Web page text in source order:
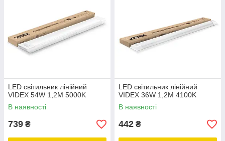
LED світильник лінійний
VIDEX 54W 1,2М 5000K
В наявності
739 ₴
LED світильник лінійний
VIDEX 36W 1,2М 4100K
В наявності
442 ₴